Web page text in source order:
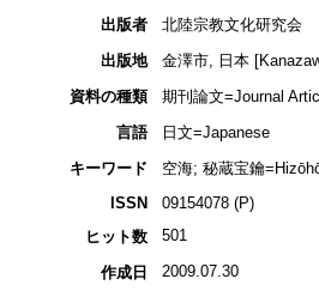
出版者
北陸宗教文化研究会
出版地
金澤市, 日本
資料の種類
期刊論文=Journal
言語
日文=Japanese
キーワード
空海; 秘蔵宝鑰
ISSN
09154078 (P)
ヒット数
501
作成日 2009.07.30